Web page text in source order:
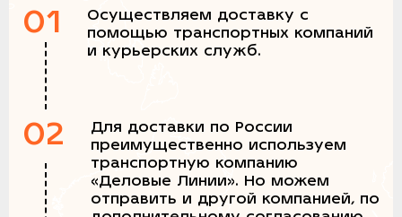
01
Осуществляем доставку с
помощью транспортных компаний
и курьерских служб.
02
Для доставки по России
преимущественно используем
транспортную компанию
«Деловые Линии». Но можем
отправить и другой компанией, по